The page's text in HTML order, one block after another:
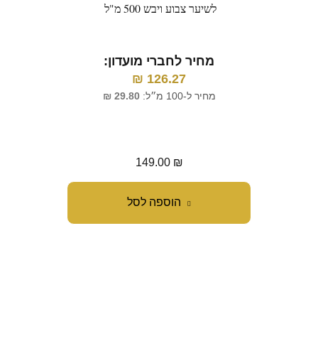
הוספה לסל
לשיער צבוע ויבש 500 מ"ל
מחיר לחברי מועדון:
126.27
₪
מחיר ל-100 מ״ל: 29.80
₪
149.00 ₪